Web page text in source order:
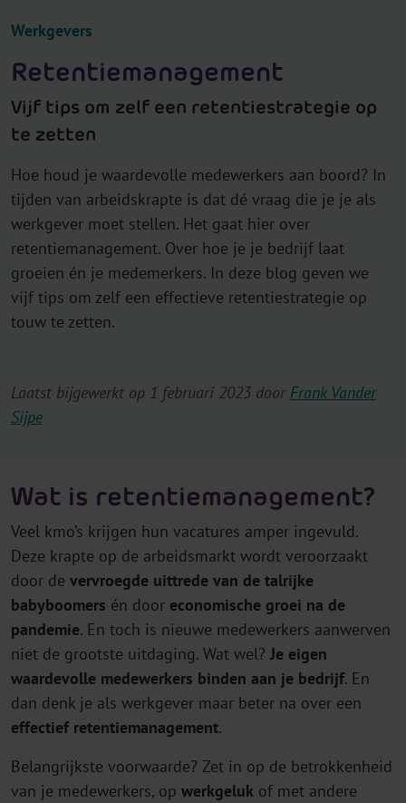
Werkgevers
Retentiemanagement
Vijf tips om zelf een retentiestrategie op
te zetten
Hoe houd je waardevolle medewerkers aan boord? In
tijden van arbeidskrapte is dat dé vraag die je je als
werkgever moet stellen. Het gaat hier over
retentiemanagement. Over hoe je je bedrijf laat
groeien én je medemerkers. In deze blog geven we
vijf tips om zelf een effectieve retentiestrategie op
touw te zetten.
Laatst bijgewerkt op 1 februari 2023 door Frank Vander
Sijpe
Wat is retentiemanagement?
Veel kmo’s krijgen hun vacatures amper ingevuld.
Deze krapte op de arbeidsmarkt wordt veroorzaakt
door de vervroegde uittrede van de talrijke
babyboomers én door economische groei na de
pandemie. En toch is nieuwe medewerkers aanwerven
niet de grootste uitdaging. Wat wel? Je eigen
waardevolle medewerkers binden aan je bedrijf. En
dan denk je als werkgever maar beter na over een
effectief retentiemanagement.
Belangrijkste voorwaarde? Zet in op de betrokkenheid
van je medewerkers, op werkgeluk of met andere